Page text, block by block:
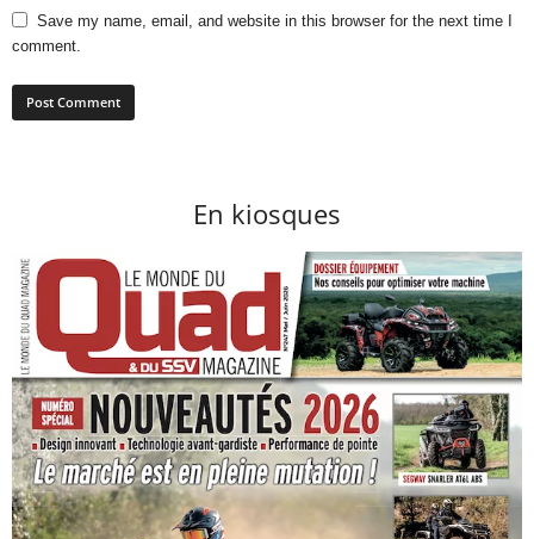
Save my name, email, and website in this browser for the next time I
comment.
En kiosques